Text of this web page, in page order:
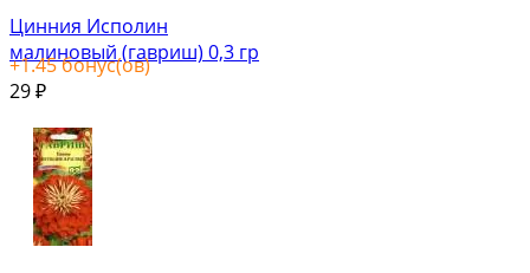
Цинния Исполин
малиновый (гавриш) 0,3 гр
+1.45бонус(ов)
29 ₽